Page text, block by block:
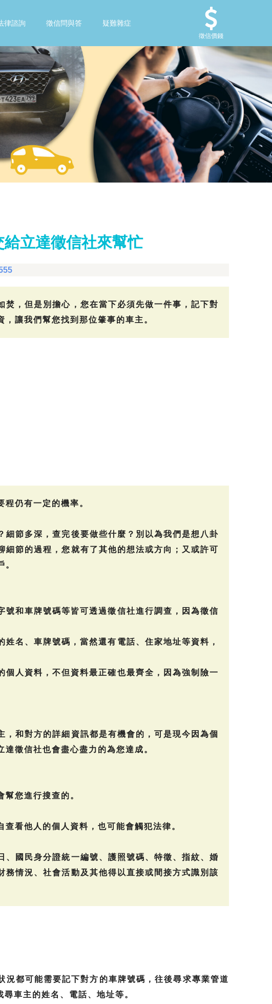
律諮詢 徵信問與答 疑難雜症
徵信價錢
立達徵信社來幫忙
，但是別擔心，您在當下必須先做一件事，記下對
讓我們幫您找到那位肇事的車主。
仍有一定的機率。
節多深，查完後要做些什麼？別以為我們是想八卦
節的過程，您就有了其他的想法或方向；又或許可
和車牌號碼等皆可透過徵信社進行調查，因為徵信
名、車牌號碼，當然還有電話、住家地址等資料，
人資料，不但資料最正確也最齊全，因為強制險一
和對方的詳細資訊都是有機會的，可是現今因為個
徵信社也會盡心盡力的為您達成。
您進行搜查的。
看他人的個人資料，也可能會觸犯法律。
國民身分證統一編號、護照號碼、特徵、指紋、婚
情況、社會活動及其他得以直接或間接方式識別該
都可能需要記下對方的車牌號碼，往後尋求專業管道
車主的姓名、電話、地址等。